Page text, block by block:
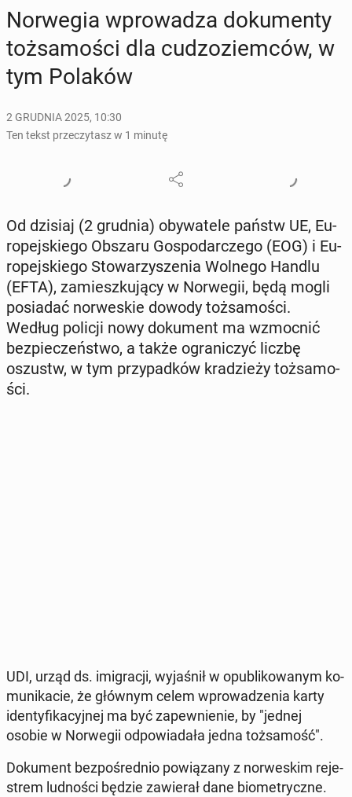
Nor­we­gia wpro­wa­dza do­ku­men­ty
toż­sa­mo­ści dla cu­dzo­ziem­ców, w
tym Polaków
2 GRUDNIA 2025, 10:30
Ten tekst przeczytasz w 1 minutę
Od dzisiaj (2 grudnia) oby­wa­te­le państw UE, Eu­
ro­pej­skie­go Obszaru Go­spo­dar­cze­go (EOG) i Eu­
ro­pej­skie­go Sto­wa­rzy­sze­nia Wolnego Handlu
(EFTA), za­miesz­ku­ją­cy w Nor­we­gii, będą mogli
po­sia­dać nor­we­skie dowody toż­sa­mo­ści.
Według policji nowy do­ku­ment ma wzmoc­nić
bez­pie­czeń­stwo, a także ogra­ni­czyć liczbę
oszustw, w tym przy­pad­ków kra­dzie­ży toż­sa­mo­
ści.
UDI, urząd ds. imi­gra­cji, wy­ja­śnił w opu­bli­ko­wa­nym ko­
mu­ni­ka­cie, że głównym celem wpro­wa­dze­nia karty
iden­ty­fi­ka­cyj­nej ma być za­pew­nie­nie, by "jednej
osobie w Nor­we­gii od­po­wia­da­ła jedna toż­sa­mość".
Do­ku­ment bez­po­śred­nio po­wią­za­ny z nor­we­skim re­je­
strem lud­no­ści będzie za­wie­rał dane bio­me­trycz­ne.